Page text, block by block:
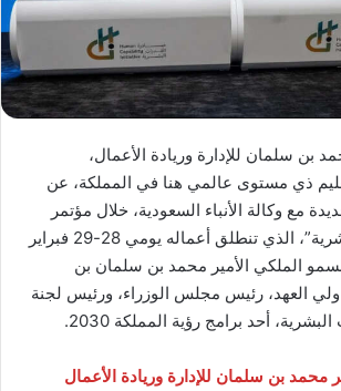
بن سلمان للإدارة وريادة الأعمال،
ذي مستوى عالمي هنا في المملكة، عن
مع وكالة الأنباء السعودية، خلال مؤتمر
“مبادرة القدرات البشرية”، الذي تنطلق أعماله يومي 28-29 فبراير
الملكي الأمير محمد بن سلمان بن
ولي العهد، رئيس مجلس الوزراء، ورئيس لجنة
أحد برامج رؤية المملكة 2030.
محمد بن سلمان للإدارة وريادة الأعمال